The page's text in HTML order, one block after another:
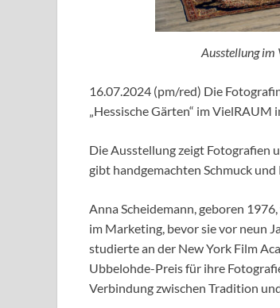
Ausstellung
16.07.2024 (pm/red) Die
„Hessische Gärten“ im
Die Ausstellung zeigt Fotografien
gibt handgemachten Schmuck und
Anna Scheidemann, geboren
im Marketing, bevor sie vor neun
studierte an der New York Film
Ubbelohde-Preis für ihre
Verbindung zwischen Tradition